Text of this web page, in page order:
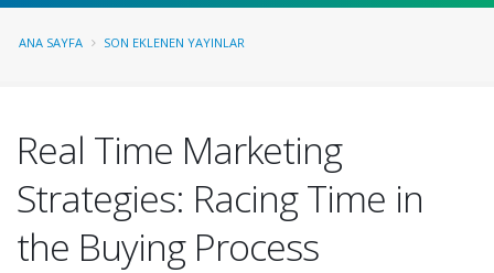
ANA SAYFA SON EKLENEN YAYINLAR
Real Time Marketing
Strategies: Racing Time in
the Buying Process